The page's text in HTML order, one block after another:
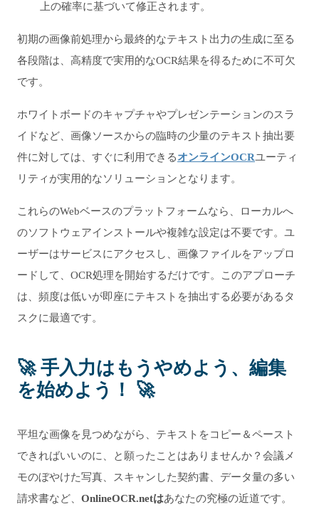
上の確率に基づいて修正されます。
初期の画像前処理から最終的なテキスト出力の生成に至る
各段階は、高精度で実用的なOCR結果を得るために不可欠
です。
ホワイトボードのキャプチャやプレゼンテーションのスラ
イドなど、画像ソースからの臨時の少量のテキスト抽出要
件に対しては、すぐに利用できるオンラインOCRユーティ
リティが実用的なソリューションとなります。
これらのWebベースのプラットフォームなら、ローカルへ
のソフトウェアインストールや複雑な設定は不要です。ユ
ーザーはサービスにアクセスし、画像ファイルをアップロ
ードして、OCR処理を開始するだけです。このアプローチ
は、頻度は低いが即座にテキストを抽出する必要があるタ
スクに最適です。
🚀 手入力はもうやめよう、編集
を始めよう！ 🚀
平坦な画像を見つめながら、テキストをコピー＆ペースト
できればいいのに、と願ったことはありませんか？会議メ
モのぼやけた写真、スキャンした契約書、データ量の多い
請求書など、 OnlineOCR.netはあなたの究極の近道です。